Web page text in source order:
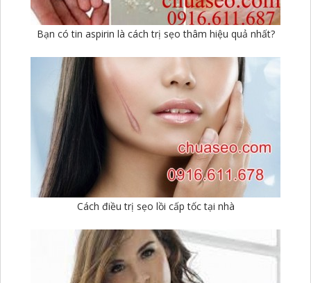
Bạn có tin aspirin là cách trị sẹo thâm hiệu quả nhất?
Cách điều trị sẹo lồi cấp tốc tại nhà